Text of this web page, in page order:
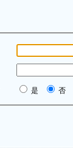
是 否